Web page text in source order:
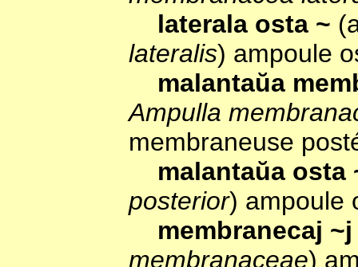
laterala osta ~
lateralis) ampoule
malantaŭa
Ampulla
membraneuse
malantaŭa osta
posterior) ampoule
membranecaj
membranaceae)